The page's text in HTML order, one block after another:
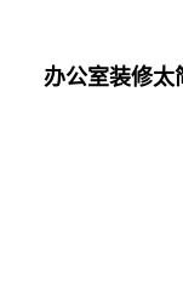
办公室装修太